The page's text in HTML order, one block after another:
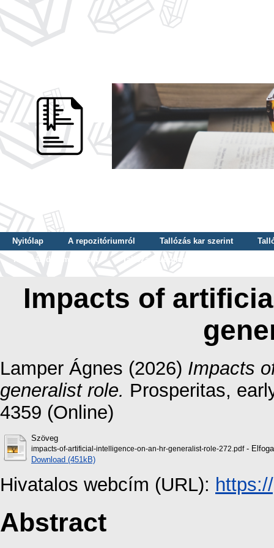
Nyitólap A repozitóriumról Tallózás kar szerint
Tallózás dátum szerint
Tallózás tudományterület szerint
Impacts of
Lamper Ágnes (2026) Impacts
generalist role. Prosperitas,
4359 (Online)
Szöveg
impacts-of-artificial-intelligence-on-an-hr-generalist-role-272.pdf-
Download (451kB)
Hivatalos webcím (URL):
Abstract